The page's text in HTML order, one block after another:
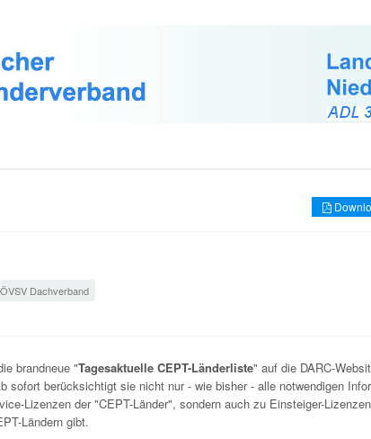
ÖVSV Dachverband
brandneue "Tagesaktuelle CEPT-Länderliste" auf die DARC-
sofort berücksichtigt sie nicht nur - wie bisher - alle notwendigen
Lizenzen der "CEPT-Länder", sondern auch zu Einsteiger-
Ländern gibt.